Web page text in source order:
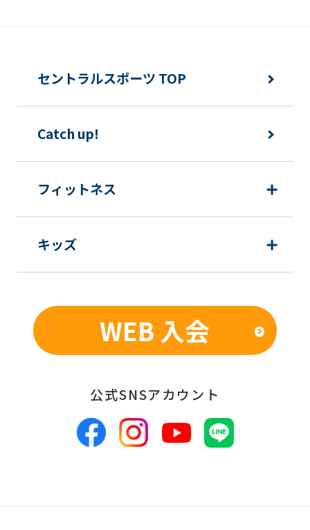
ご利用上の諸連絡や利用状況の確認の
む）等、新商品・サービスの立案・開
発・実施のため
新商品・サービスやイベント情報を含
個人を特定できないよう加工したうえ
での統計的なデータの作成、活用、公
■個人情報の管理
当社は、お客様からお預かりした個人情
ざん、紛失等がないよう適正な管理に努
めます。当社において安全管理のために
講じている措置の内容については、本プ
セントラルスポーツ TOP
Catch up!
フィットネス
キッズ
WEB 入会
公式SNSアカウント